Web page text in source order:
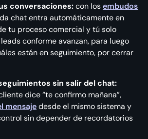
conversaciones:con losembudos
chat entra automáticamente en
tu proceso comercial y tú solo
conforme avanzan, para luego
están en seguimiento, por cerrar
sin salir del chat:
dice “te confirmo mañana”,
mensajedesde el mismo sistema y
sin depender de recordatorios